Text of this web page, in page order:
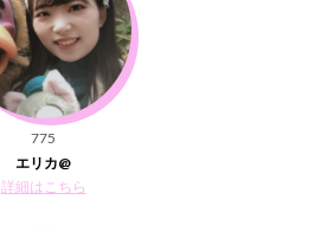
775
エリカ@
詳細はこちら